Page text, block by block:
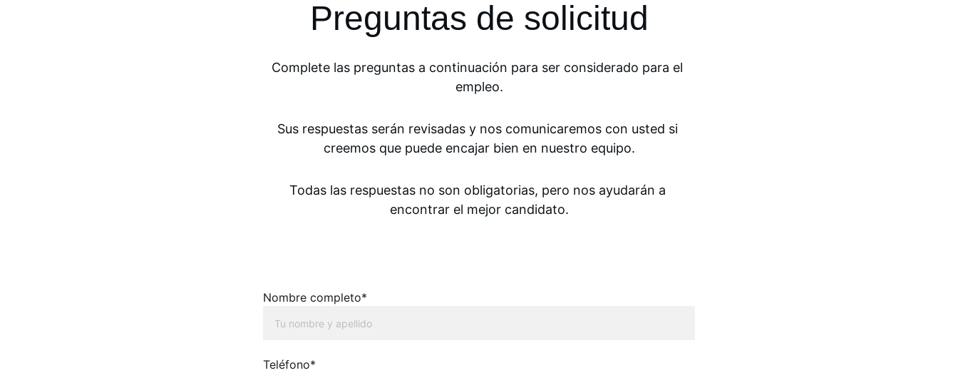
Preguntas de solicitud
Complete las preguntas a continuación para ser considerado para el
empleo.
Sus respuestas serán revisadas y nos comunicaremos con usted si
creemos que puede encajar bien en nuestro equipo.
Todas las respuestas no son obligatorias, pero nos ayudarán a
encontrar el mejor candidato.
Nombre completo*
Teléfono*